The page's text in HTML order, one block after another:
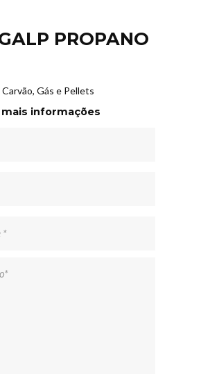
PROPANO
Carvão, Gás e Pellets
informações